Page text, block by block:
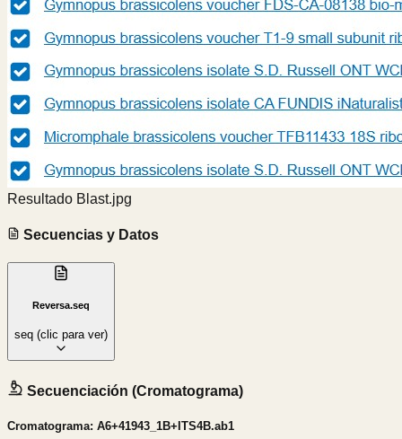
Resultado Blast.jpg
Secuencias y Datos
Reversa.seq
seq (clic para ver)
Secuenciación (Cromatograma)
Cromatograma: A6+41943_1B+ITS4B.ab1